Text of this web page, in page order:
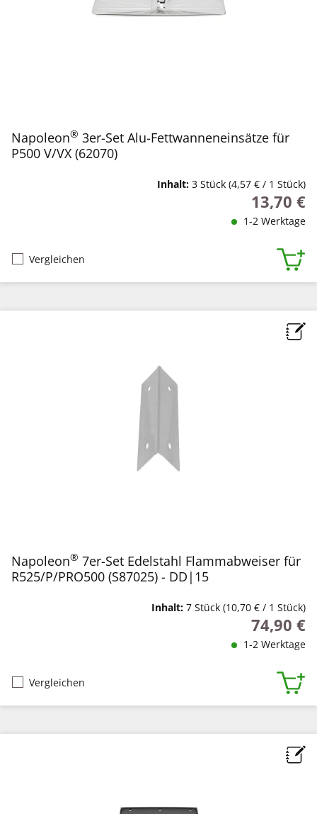
Napoleon® 3er-Set Alu-Fettwanneneinsätze für
P500 V/VX (62070)
Inhalt: 3 Stück (4,57 € / 1 Stück)
Regulärer
13,70 €
1-2 Werktage
Vergleichen
Napoleon® 7er-Set Edelstahl Flammabweiser für
R525/P/PRO500 (S87025) - DD|15
Inhalt: 7 Stück (10,70 € / 1 Stück)
Regulärer
74,90 €
1-2 Werktage
Vergleichen